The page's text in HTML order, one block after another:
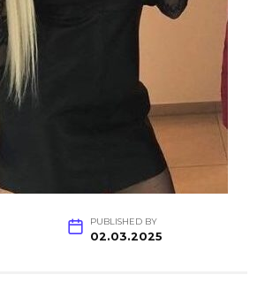
PUBLISHED BY
02.03.2025